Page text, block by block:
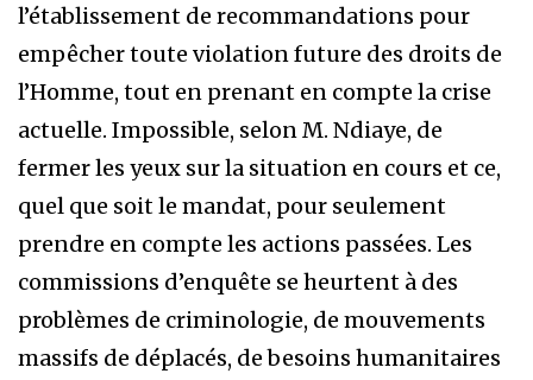
l’établissement de recommandations pour
empêcher toute violation future des droits de
l’Homme, tout en prenant en compte la crise
actuelle. Impossible, selon M. Ndiaye, de
fermer les yeux sur la situation en cours et ce,
quel que soit le mandat, pour seulement
prendre en compte les actions passées. Les
commissions d’enquête se heurtent à des
problèmes de criminologie, de mouvements
massifs de déplacés, de besoins humanitaires